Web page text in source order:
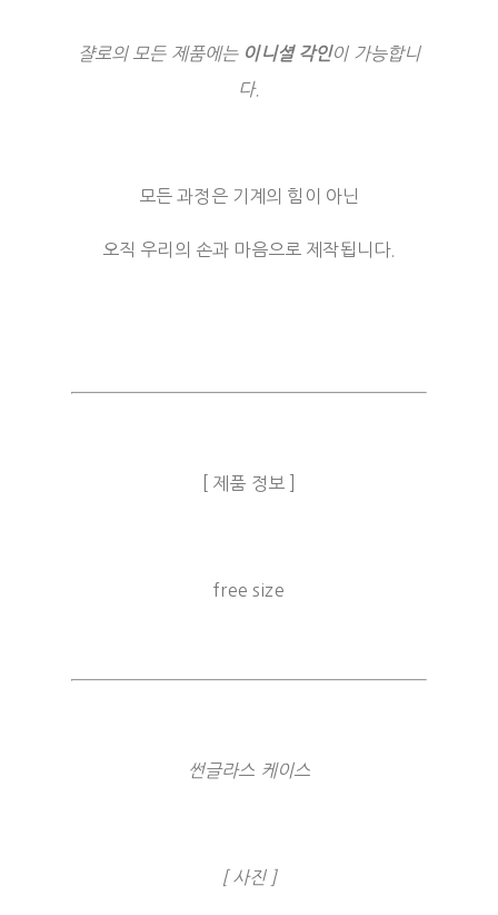
쟐로의 모든 제품에는 이니셜 각인이 가능합니
다.
모든 과정은 기계의 힘이 아닌
오직 우리의 손과 마음으로 제작됩니다.
[ 제품 정보 ]
free size
썬글라스 케이스
[ 사진 ]